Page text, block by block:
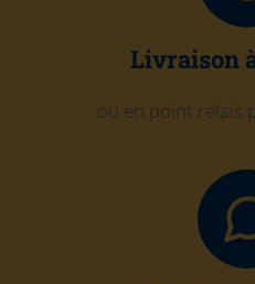
Livraison
ou en point relais